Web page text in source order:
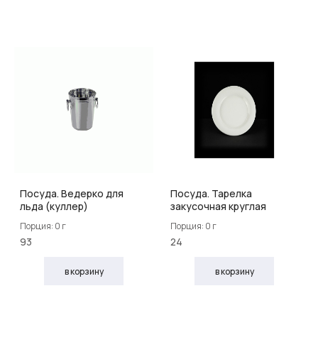
Посуда. Ведерко для
льда (куллер)
Порция: 0 г
93
в корзину
Посуда. Тарелка
закусочная круглая
Порция: 0 г
24
в корзину